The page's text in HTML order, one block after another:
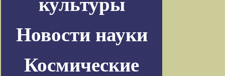
Новости науки
Космические